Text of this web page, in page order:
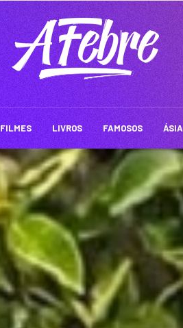
FILMES LIVROS FAMOSOS ÁSIA